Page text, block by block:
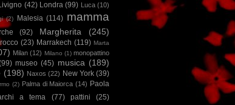
(42) Londra (99) Luca (10)
(2) Malesia (114) mamma
(92) Margherita (245)
(23) Marrakech (119) Marta
Milan (12) Milano (1) monopattino
museo (45) musica (189)
(198) Naxos (22) New York (39)
(2) Palma di Maiorca (14) Paola
a tema (77) pattini (25)